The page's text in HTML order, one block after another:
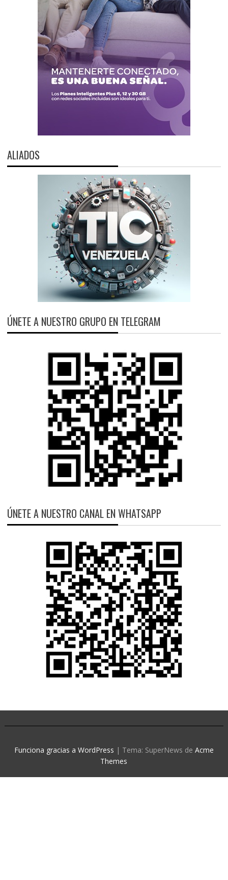
ALIADOS
ÚNETE A NUESTRO GRUPO EN TELEGRAM
ÚNETE A NUESTRO CANAL EN WHATSAPP
Funciona gracias a WordPress | Tema: SuperNews de Acme
Themes